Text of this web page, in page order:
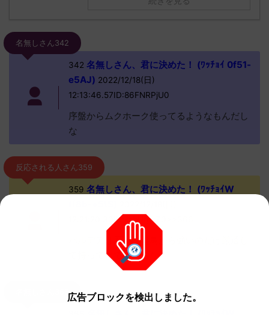
名無しさん342
342 名無しさん、君に決めた！ (ﾜｯﾁｮｲ 0f51-
e5AJ) 2022/12/18(日)
12:13:46.57ID:86FNRPjU0
序盤からムクホーク使ってるようなもんだし
な
反応される人さん359
359 名無しさん、君に決めた！ (ﾜｯﾁｮｲW
12:21:20.30ID:kzbUfgxZ0>>366
パルデアは歴代序盤鳥から強いのだけ厳選し
て持ってきてるからな
名無しさん366広告ブロックを検出しました。